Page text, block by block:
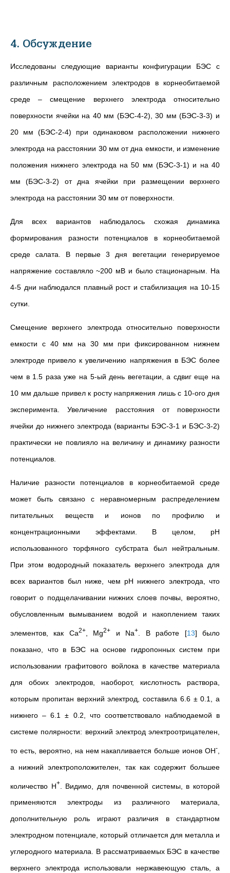
4. Обсуждение
Исследованы следующие варианты конфигурации БЭС с
различным расположением электродов в корнеобитаемой
среде – смещение верхнего электрода относительно
поверхности ячейки на 40 мм (БЭС-4-2), 30 мм (БЭС-3-3) и
20 мм (БЭС-2-4) при одинаковом расположении нижнего
электрода на расстоянии 30 мм от дна емкости, и изменение
положения нижнего электрода на 50 мм (БЭС-3-1) и на 40
мм (БЭС-3-2) от дна ячейки при размещении верхнего
электрода на расстоянии 30 мм от поверхности.
Для всех вариантов наблюдалось схожая динамика
формирования разности потенциалов в корнеобитаемой
среде салата. В первые 3 дня вегетации генерируемое
напряжение составляло ~200 мВ и было стационарным. На
4-5 дни наблюдался плавный рост и стабилизация на 10-15
сутки.
Смещение верхнего электрода относительно поверхности
емкости с 40 мм на 30 мм при фиксированном нижнем
электроде привело к увеличению напряжения в БЭС более
чем в 1.5 раза уже на 5-ый день вегетации, а сдвиг еще на
10 мм дальше привел к росту напряжения лишь с 10-ого дня
эксперимента. Увеличение расстояния от поверхности
ячейки до нижнего электрода (варианты БЭС-3-1 и БЭС-3-2)
практически не повлияло на величину и динамику разности
потенциалов.
Наличие разности потенциалов в корнеобитаемой среде
может быть связано с неравномерным распределением
питательных веществ и ионов по профилю и
концентрационными эффектами. В целом, рН
использованного торфяного субстрата был нейтральным.
При этом водородный показатель верхнего электрода для
всех вариантов был ниже, чем pH нижнего электрода, что
говорит о подщелачивании нижних слоев почвы, вероятно,
обусловленным вымыванием водой и накоплением таких
элементов, как Са2+, Mg2+ и Na+ . В работе [13] было
показано, что в БЭС на основе гидропонных систем при
использовании графитового войлока в качестве материала
для обоих электродов, наоборот, кислотность раствора,
которым пропитан верхний электрод, составила 6.6 ± 0.1, а
нижнего – 6.1 ± 0.2, что соответствовало наблюдаемой в
системе полярности: верхний электрод электроотрицателен,
то есть, вероятно, на нем накапливается больше ионов OH-
а нижний электроположителен, так как содержит большее
количество H+. Видимо, для почвенной системы, в которой
применяются электроды из различного материала,
дополнительную роль играют различия в стандартном
электродном потенциале, который отличается для металла и
углеродного материала. В рассматриваемых БЭС в качестве
верхнего электрода использовали нержавеющую сталь, а